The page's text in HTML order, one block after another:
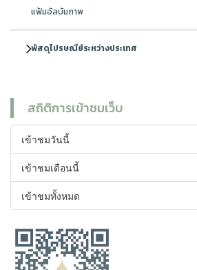
แฟ้มอัลบัมภาพ
พัสดุไปรษณีย์ระหว่างประเทศ
สถิติการเข้าชมเว็บ
เข้าชมวันนี้
เข้าชมเดือนนี้
เข้าชมทั้งหมด